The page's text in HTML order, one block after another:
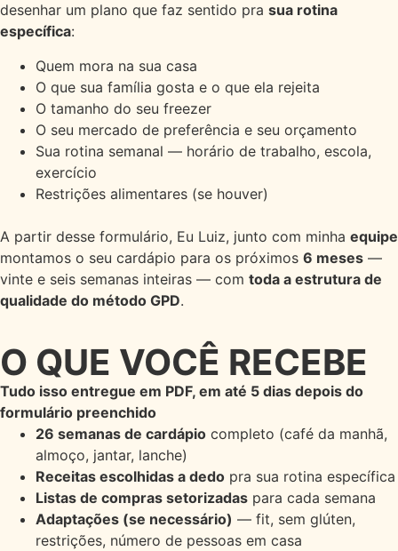
desenhar um plano que faz sentido pra sua rotina
específica:
Quem mora na sua casa
O que sua família gosta e o que ela rejeita
O tamanho do seu freezer
O seu mercado de preferência e seu orçamento
Sua rotina semanal — horário de trabalho, escola,
exercício
Restrições alimentares (se houver)
A partir desse formulário, Eu Luiz, junto com minha equipe
montamos o seu cardápio para os próximos 6 meses —
vinte e seis semanas inteiras — com toda a estrutura de
qualidade do método GPD.
O QUE VOCÊ RECEBE
Tudo isso entregue em PDF, em até 5 dias depois do
formulário preenchido
26 semanas de cardápio completo (café da manhã,
almoço, jantar, lanche)
Receitas escolhidas a dedo pra sua rotina específica
Listas de compras setorizadas para cada semana
Adaptações (se necessário) — fit, sem glúten,
restrições, número de pessoas em casa